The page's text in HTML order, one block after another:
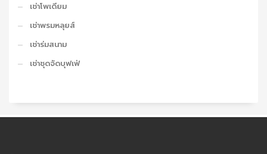
เช่าโพเดียม
เช่าพรมหลุยส์
เช่าร่มสนาม
เช่าชุดจัดบุฟเฟ่